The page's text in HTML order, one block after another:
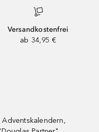
Versandkostenfrei
ab 34,95 €